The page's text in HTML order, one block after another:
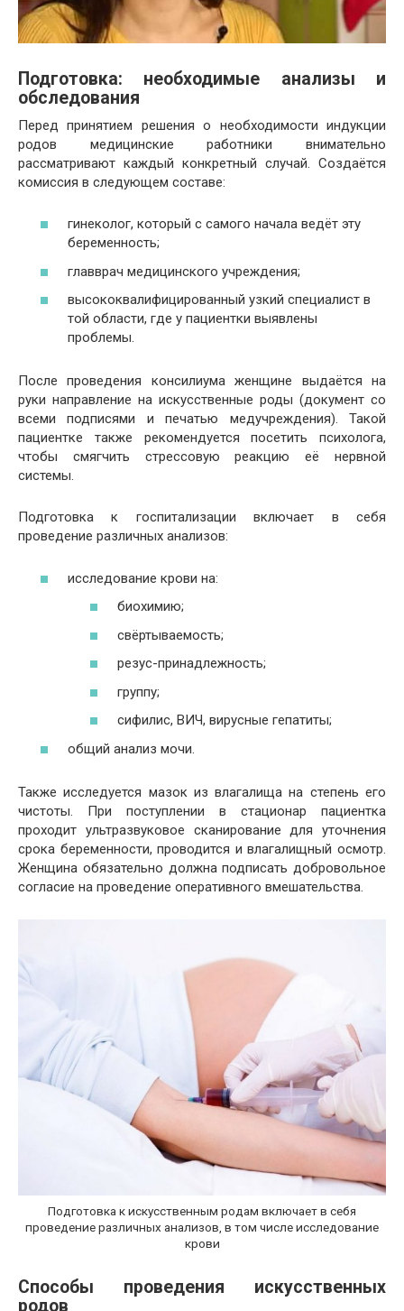
Подготовка: необходимые анализы и
обследования
Перед принятием решения о необходимости индукции
родов медицинские работники внимательно
рассматривают каждый конкретный случай. Создаётся
комиссия в следующем составе:
гинеколог, который с самого начала ведёт эту
беременность;
главврач медицинского учреждения;
высококвалифицированный узкий специалист в
той области, где у пациентки выявлены
проблемы.
После проведения консилиума женщине выдаётся на
руки направление на искусственные роды (документ со
всеми подписями и печатью медучреждения). Такой
пациентке также рекомендуется посетить психолога,
чтобы смягчить стрессовую реакцию её нервной
системы.
Подготовка к госпитализации включает в себя
проведение различных анализов:
исследование крови на:
биохимию;
свёртываемость;
резус-принадлежность;
группу;
сифилис, ВИЧ, вирусные гепатиты;
общий анализ мочи.
Также исследуется мазок из влагалища на степень его
чистоты. При поступлении в стационар пациентка
проходит ультразвуковое сканирование для уточнения
срока беременности, проводится и влагалищный осмотр.
Женщина обязательно должна подписать добровольное
согласие на проведение оперативного вмешательства.
Подготовка к искусственным родам включает в себя
проведение различных анализов, в том числе исследование
крови
Способы проведения искусственных
родов